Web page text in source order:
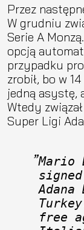
Przez
W grudniu
Serie A
opcją
przypadku
zrobił, bo w
jedną asystę,
Wtedy
Super Ligi
free